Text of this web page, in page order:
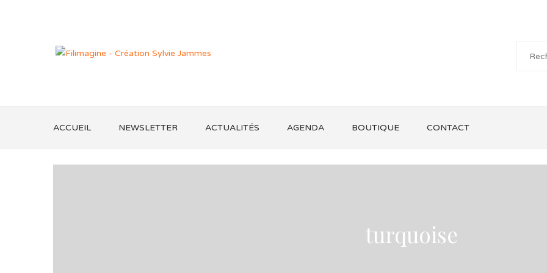
ACCUEIL NEWSLETTER ACTUALITÉS AGENDA BOUTIQUE CONTACT
turquoise